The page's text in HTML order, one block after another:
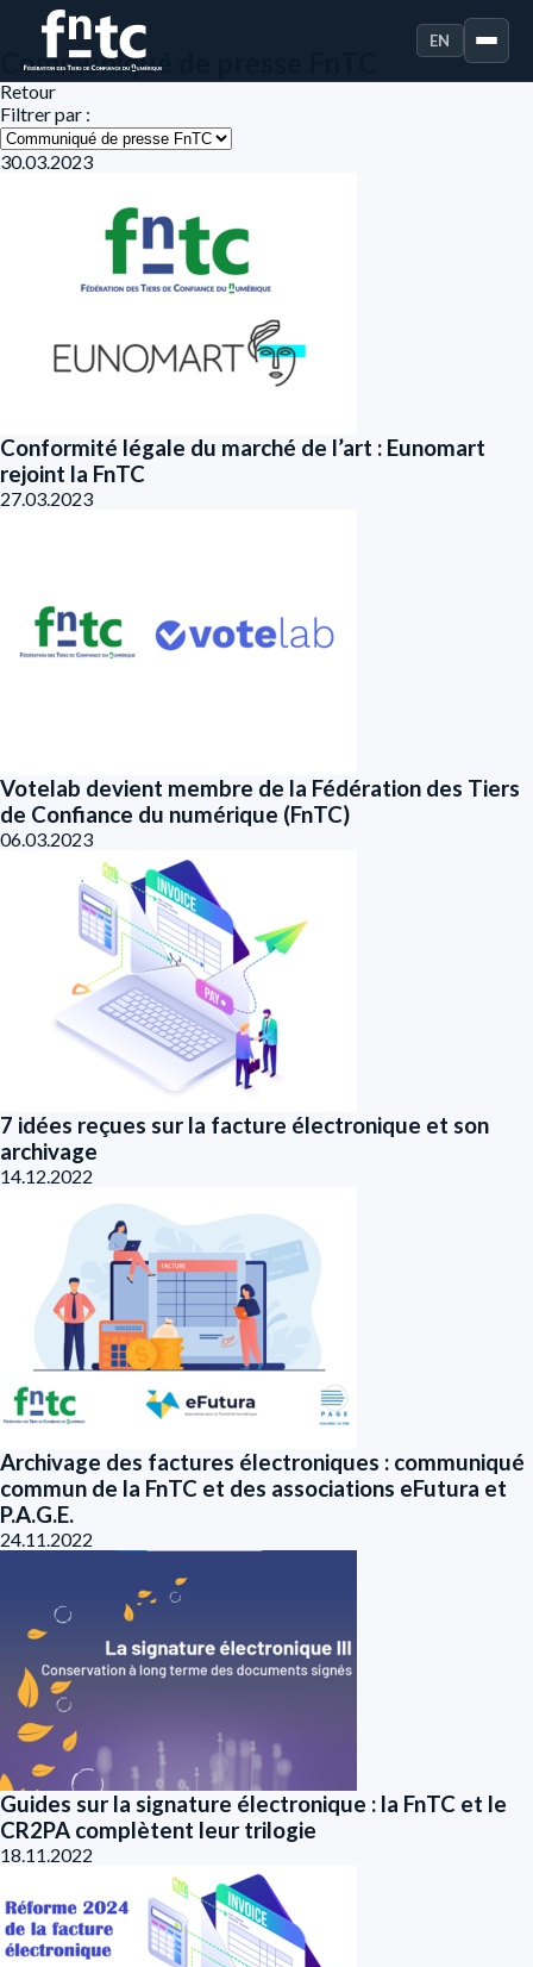
EN
Communiqué de presse FnTC
Retour
Filtrer par :
30.03.2023
Conformité légale du marché de l’art : Eunomart
rejoint la FnTC
27.03.2023
Votelab devient membre de la Fédération des Tiers
de Confiance du numérique (FnTC)
06.03.2023
7 idées reçues sur la facture électronique et son
archivage
14.12.2022
Archivage des factures électroniques : communiqué
commun de la FnTC et des associations eFutura et
P.A.G.E.
24.11.2022
Guides sur la signature électronique : la FnTC et le
CR2PA complètent leur trilogie
18.11.2022